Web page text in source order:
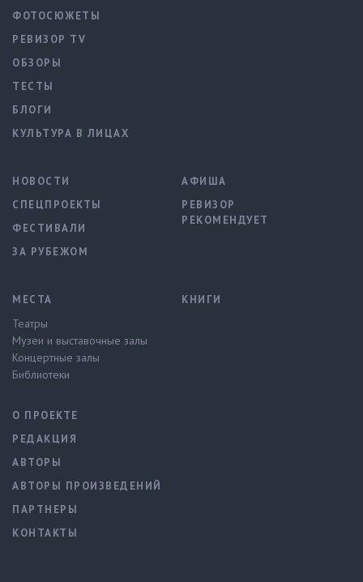
ФОТОСЮЖЕТЫ
РЕВИЗОР TV
ОБЗОРЫ
ТЕСТЫ
БЛОГИ
КУЛЬТУРА В ЛИЦАХ
НОВОСТИ
СПЕЦПРОЕКТЫ
ФЕСТИВАЛИ
ЗА РУБЕЖОМ
АФИША
РЕВИЗОР
РЕКОМЕНДУЕТ
МЕСТА
Театры
Музеи и выставочные залы
Концертные залы
Библиотеки
КНИГИ
О ПРОЕКТЕ
РЕДАКЦИЯ
АВТОРЫ
АВТОРЫ ПРОИЗВЕДЕНИЙ
ПАРТНЕРЫ
КОНТАКТЫ